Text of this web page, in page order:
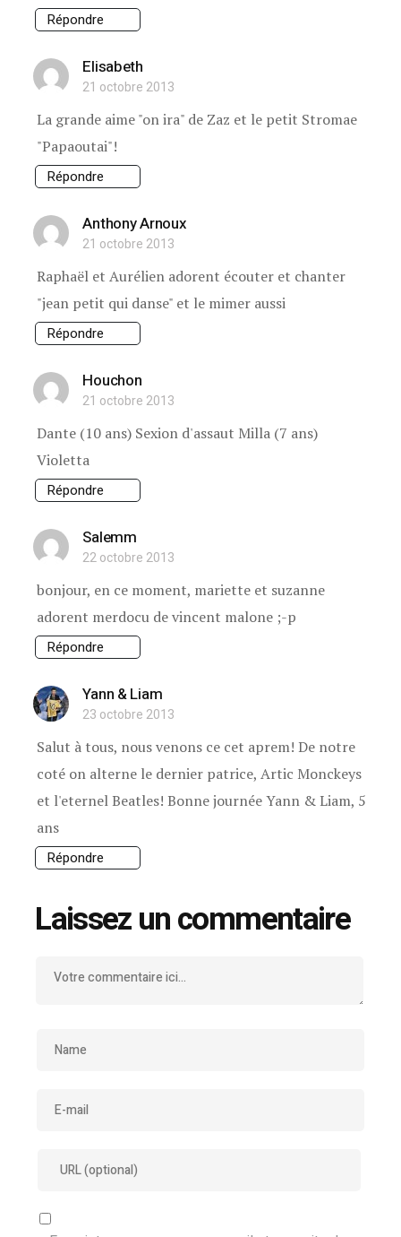
Répondre
Elisabeth
21 octobre 2013
La grande aime "on ira" de Zaz et le petit Stromae
"Papaoutai"!
Répondre
Anthony Arnoux
21 octobre 2013
Raphaël et Aurélien adorent écouter et chanter
"jean petit qui danse" et le mimer aussi
Répondre
Houchon
21 octobre 2013
Dante (10 ans) Sexion d'assaut Milla (7 ans)
Violetta
Répondre
Salemm
22 octobre 2013
bonjour, en ce moment, mariette et suzanne
adorent merdocu de vincent malone ;-p
Répondre
Yann & Liam
23 octobre 2013
Salut à tous, nous venons ce cet aprem! De notre
coté on alterne le dernier patrice, Artic Monckeys
et l'eternel Beatles! Bonne journée Yann & Liam, 5
ans
Répondre
Laissez un commentaire